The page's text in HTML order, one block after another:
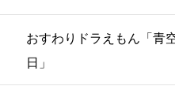
おすわりドラえもん「青
日」